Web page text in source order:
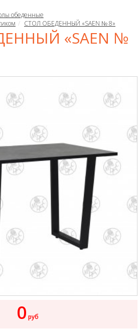
обеденные
СТОЛ ОБЕДЕННЫЙ «SAEN № 8»
«SAEN №
0 руб